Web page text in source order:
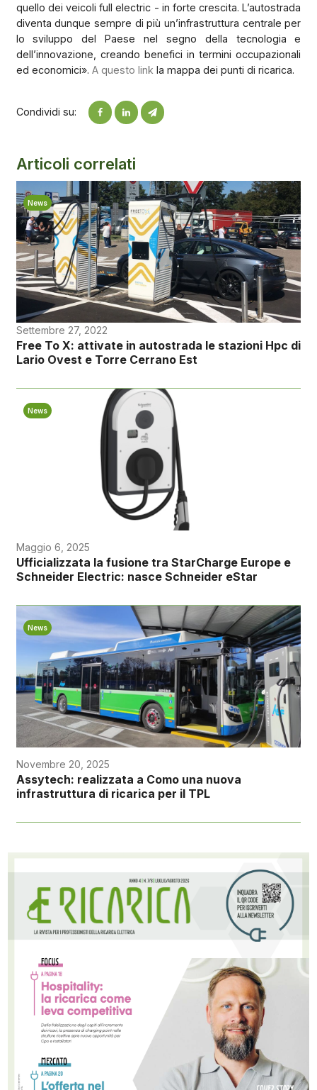
quello dei veicoli full electric - in forte crescita. L’autostrada
diventa dunque sempre di più un’infrastruttura centrale per
lo sviluppo del Paese nel segno della tecnologia e
dell’innovazione, creando benefici in termini occupazionali
ed economici». A questo link la mappa dei punti di ricarica.
Condividi su:
Articoli correlati
News
Settembre 27, 2022
Free To X: attivate in autostrada le stazioni Hpc di
Lario Ovest e Torre Cerrano Est
News
Maggio 6, 2025
Ufficializzata la fusione tra StarCharge Europe e
Schneider Electric: nasce Schneider eStar
News
Novembre 20, 2025
Assytech: realizzata a Como una nuova
infrastruttura di ricarica per il TPL